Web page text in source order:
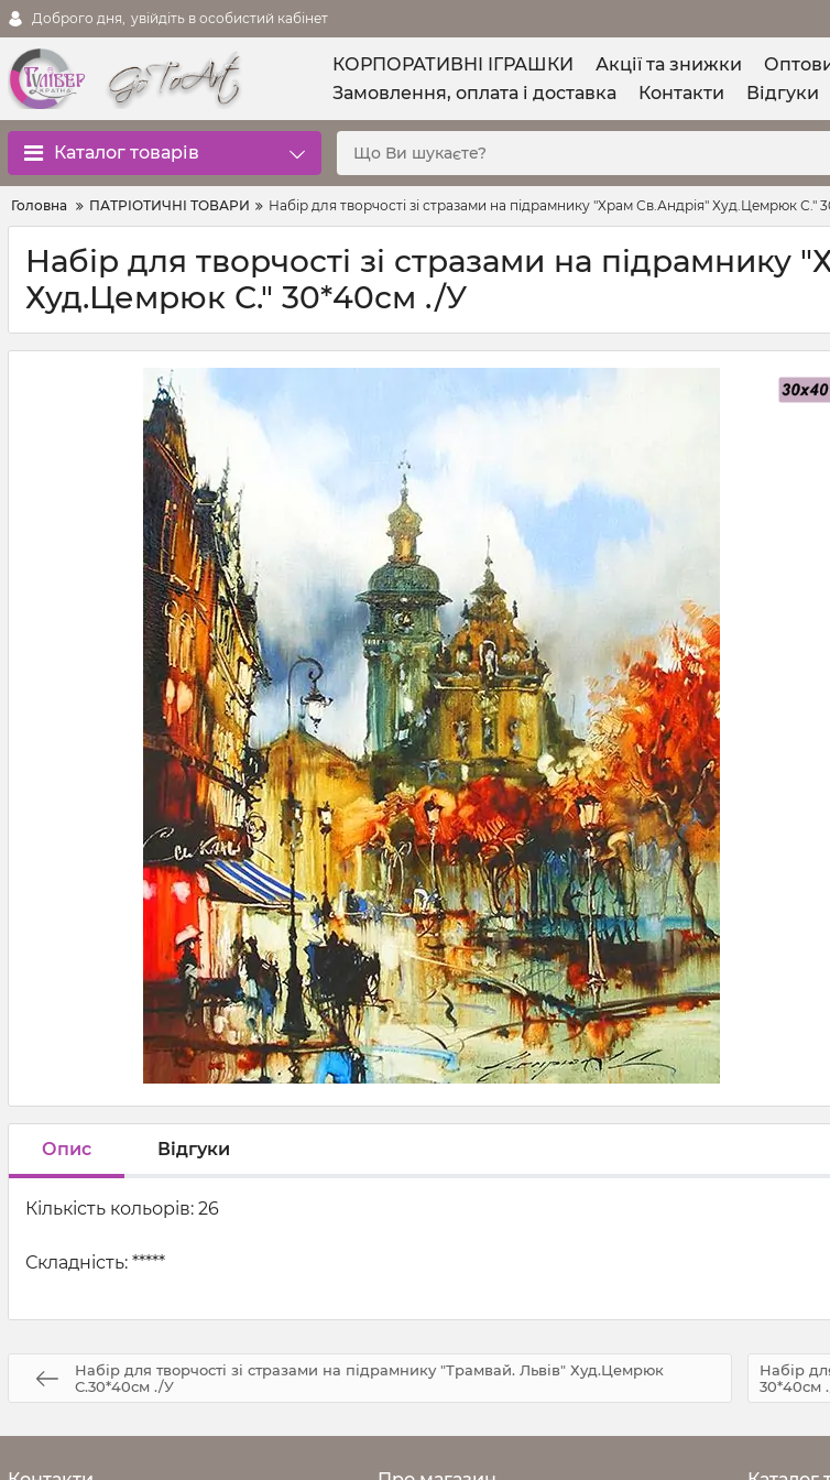
Доброго дня, увійдіть в особистий кабінет
КОРПОРАТИВНІ ІГРАШКИ Акції та знижки
Замовлення, оплата і доставка
Контакти Відгуки
Каталог товарів
Головна ПАТРІОТИЧНІ ТОВАРИ Набір для творчості зі стразами на підрамнику "Храм Св.Андрія" Худ.Цемрюк С."
Набір для творчості зі стразами на підрамнику
Худ.Цемрюк С." 30*40см ./У
Опис Відгуки
Кількість кольорів: 26
Складність: *****
Набір для творчості зі стразами на підрамнику "Трамвай. Львів" Худ.Цемрюк
С.30*40см ./У
Набір
30*40см